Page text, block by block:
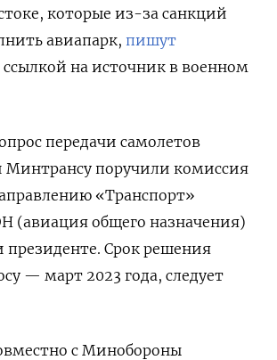
которые из-за санкций
авиапарк, пишут
ссылкой на источник в военном
передачи самолетов
поручили комиссия
«Транспорт»
(авиация общего назначения)
Срок решения
— март 2023 года, следует
с Минобороны